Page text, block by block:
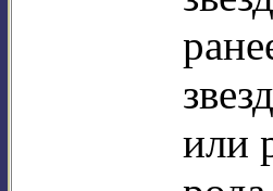
или